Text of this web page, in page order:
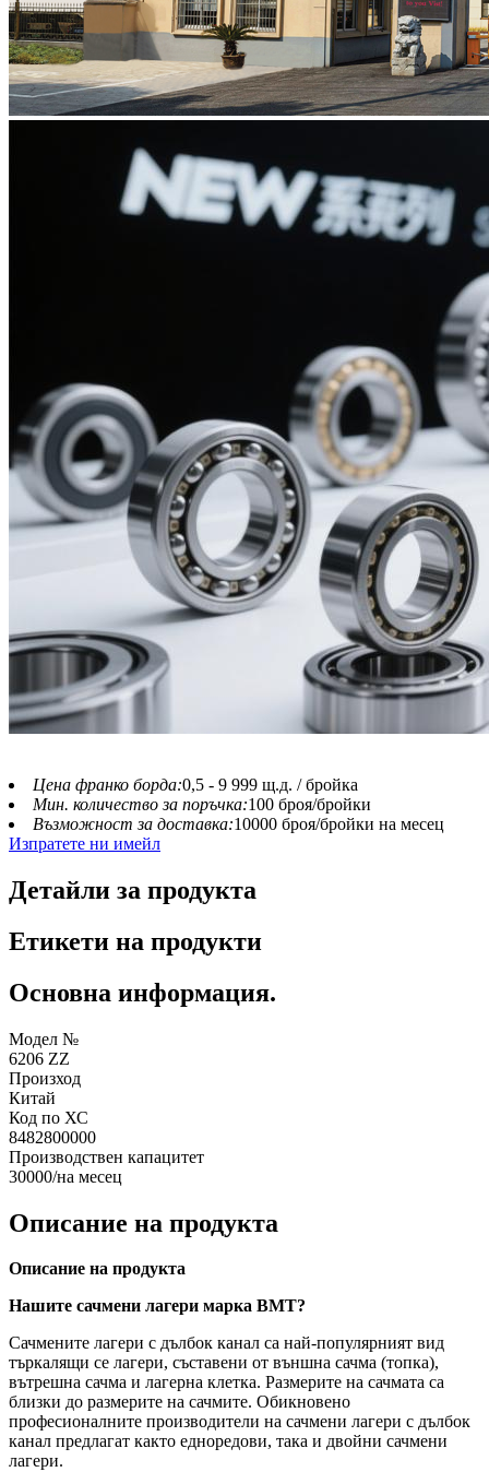
Цена франко борда:0,5 - 9 999 щ.д. / бройка
Мин. количество за поръчка:100 броя/бройки
Възможност за доставка:10000 броя/бройки на месец
Изпратете ни имейл
Детайли за продукта
Етикети на продукти
Основна информация.
Модел №
6206 ZZ
Произход
Китай
Код по ХС
8482800000
Производствен капацитет
30000/на месец
Описание на продукта
Описание на продукта
Нашите сачмени лагери марка BMT?
Сачмените лагери с дълбок канал са най-популярният вид
търкалящи се лагери, съставени от външна сачма (топка),
вътрешна сачма и лагерна клетка. Размерите на сачмата са
близки до размерите на сачмите. Обикновено
професионалните производители на сачмени лагери с дълбок
канал предлагат както едноредови, така и двойни сачмени
лагери.